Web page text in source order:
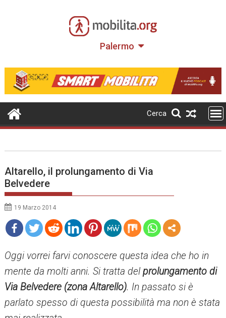
Palermo
Cerca
Altarello, il prolungamento di Via
Belvedere
19 Marzo 2014
re
Oggi vorrei farvi conoscere questa idea che ho in
mente da molti anni. Si tratta delprolungamento di
Via Belvedere (zona Altarello). In passato si è
parlato spesso di questa possibilità ma non è stata